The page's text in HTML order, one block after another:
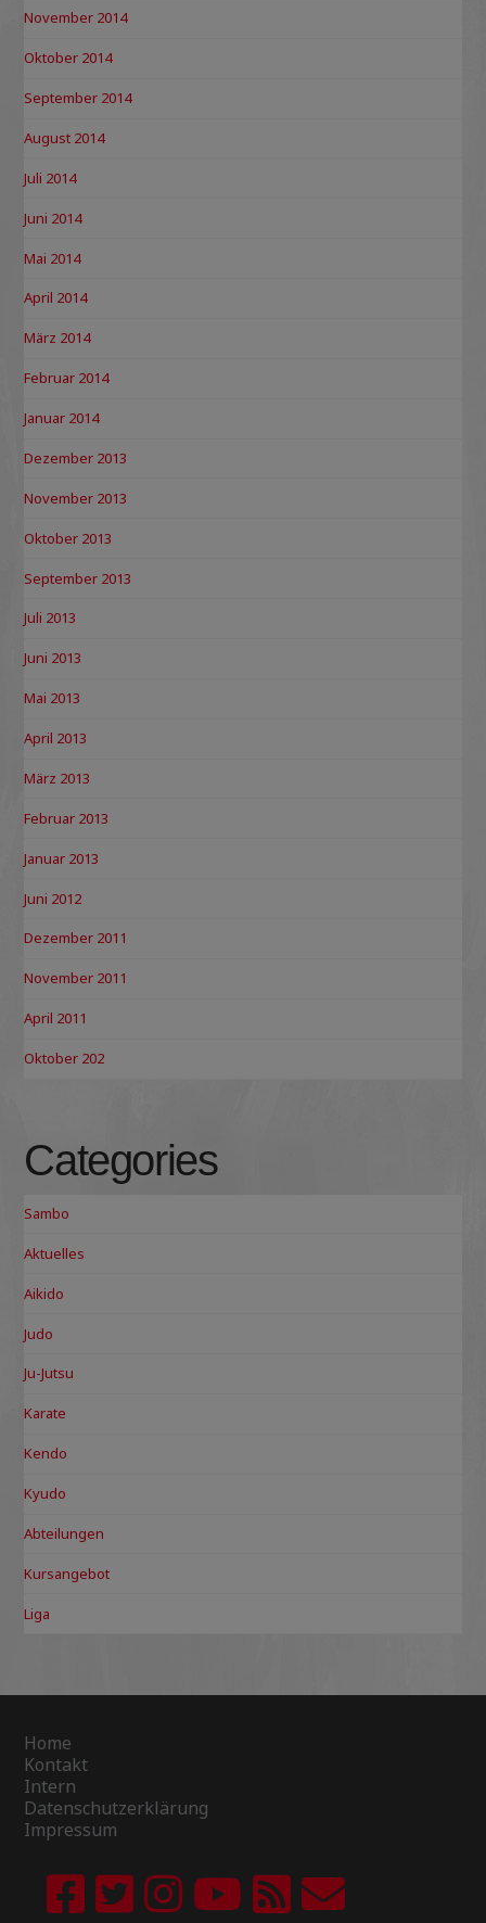
November 2014
Oktober 2014
September 2014
August 2014
Juli 2014
Juni 2014
Mai 2014
April 2014
März 2014
Februar 2014
Januar 2014
Dezember 2013
November 2013
Oktober 2013
September 2013
Juli 2013
Juni 2013
Mai 2013
April 2013
März 2013
Februar 2013
Januar 2013
Juni 2012
Dezember 2011
November 2011
April 2011
Oktober 202
Categories
Sambo
Aktuelles
Aikido
Judo
Ju-Jutsu
Karate
Kendo
Kyudo
Abteilungen
Kursangebot
Liga
Home
Kontakt
Intern
Datenschutzerklärung
Impressum